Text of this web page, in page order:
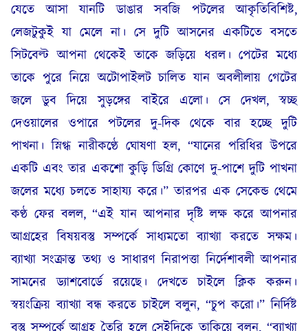
যেতে আসা যানটি ডাঙার সবজি পটলের আকৃতিবিশিষ্ট,
লেজটুকুই যা মেলে না। সে দুটি আসনের একটিতে বসতে
সিটবেল্ট আপনা থেকেই তাকে জড়িয়ে ধরল। পেটের মধ্যে
তাকে পুরে নিয়ে অটোপাইলট চালিত যান অবলীলায় গেটের
জলে ডুব দিয়ে সুড়ঙ্গের বাইরে এলো। সে দেখল, স্বচ্ছ
দেওয়ালের ওপারে পটলের দু-দিক থেকে বার হচ্ছে দুটি
পাখনা। স্নিগ্ধ নারীকণ্ঠে ঘোষণা হল, “যানের পরিধির উপরে
একটি এবং তার একশো কুড়ি ডিগ্রি কোণে দু-পাশে দুটি পাখনা
জলের মধ্যে চলতে সাহায্য করে।” তারপর এক সেকেন্ড থেমে
কণ্ঠ ফের বলল, “এই যান আপনার দৃষ্টি লক্ষ করে আপনার
আগ্রহের বিষয়বস্তু সম্পর্কে সাধ্যমতো ব্যাখ্যা করতে সক্ষম।
ব্যাখ্যা সংক্রান্ত তথ্য ও সাধারণ নিরাপত্তা নির্দেশাবলী আপনার
সামনের ড্যাশবোর্ডে রয়েছে। দেখতে চাইলে ক্লিক করুন।
স্বয়ংক্রিয় ব্যাখ্যা বন্ধ করতে চাইলে বলুন, “চুপ করো।” নির্দিষ্ট